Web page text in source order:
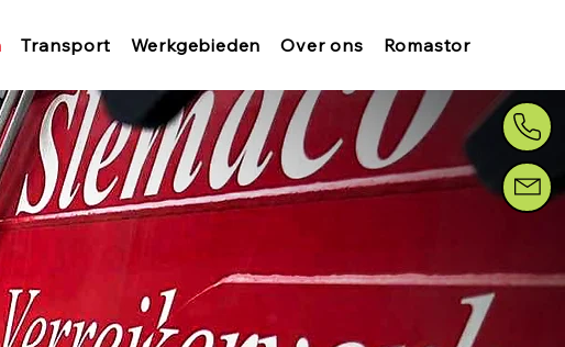
Transport Werkgebieden Over ons Romastor